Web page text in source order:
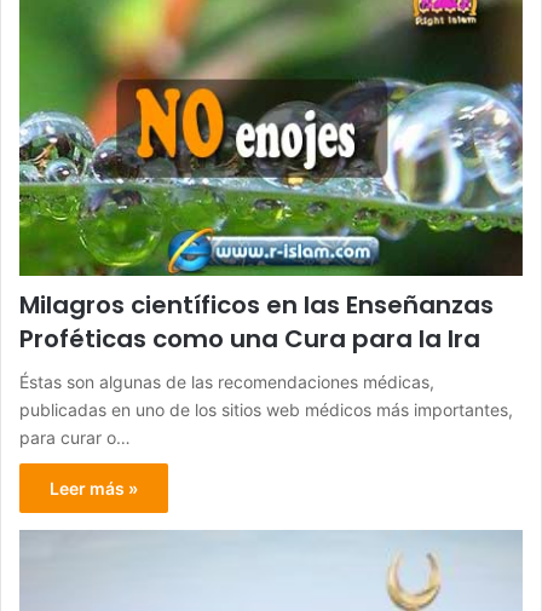
Milagros científicos en las Enseñanzas
Proféticas como una Cura para la Ira
Éstas son algunas de las recomendaciones médicas,
publicadas en uno de los sitios web médicos más importantes,
para curar o…
Leer más »